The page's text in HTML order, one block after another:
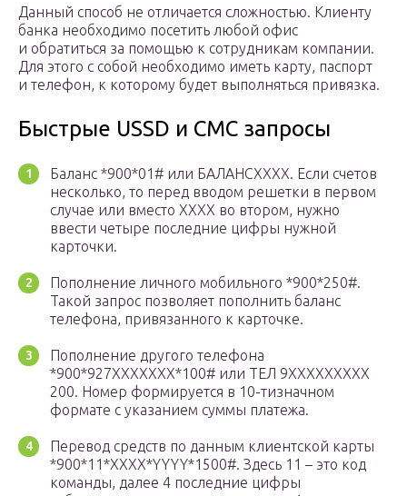
Данный способ не отличается сложностью. Клиенту
банка необходимо посетить любой офис
и обратиться за помощью к сотрудникам компании.
Для этого с собой необходимо иметь карту, паспорт
и телефон, к которому будет выполняться привязка.
Быстрые USSD и СМС запросы
Баланс *900*01# или БАЛАНСХХХХ. Если счетов
несколько, то перед вводом решетки в первом
случае или вместо ХХХХ во втором, нужно
ввести четыре последние цифры нужной
карточки.
Пополнение личного мобильного *900*250#.
Такой запрос позволяет пополнить баланс
телефона, привязанного к карточке.
Пополнение другого телефона
*900*927ХХХХХХХ*100# или ТЕЛ 9ХХХХХХХХХ
200. Номер формируется в 10-тизначном
формате с указанием суммы платежа.
Перевод средств по данным клиентской карты
*900*11*ХХХХ*YYYY*1500#. Здесь 11 – это код
команды, далее 4 последние цифры